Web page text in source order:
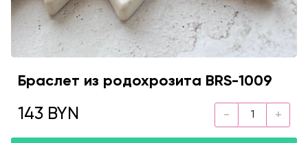
Браслет из родохрозита BRS-1009
143 BYN